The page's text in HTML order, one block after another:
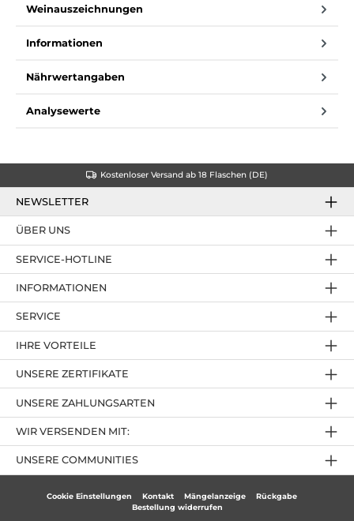
Weinauszeichnungen
Informationen
Nährwertangaben
Analysewerte
Kostenloser Versand ab 18 Flaschen (DE)
NEWSLETTER
SERVICE-HOTLINE
IHRE VORTEILE
UNSERE ZAHLUNGSARTEN
ÜBER UNS
UNSERE ZERTIFIKATE
INFORMATIONEN
SERVICE
UNSERE COMMUNITIES
WIR VERSENDEN MIT:
Cookie Einstellungen Kontakt Mängelanzeige
Rückgabe
Bestellung widerrufen